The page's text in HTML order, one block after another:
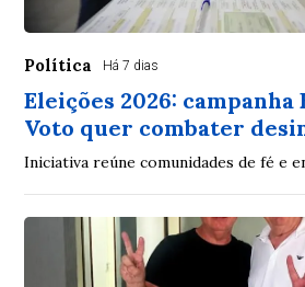
Política Há 7 dias
Eleições 2026: campanha
Voto quer combater
Iniciativa reúne comunidades de fé e